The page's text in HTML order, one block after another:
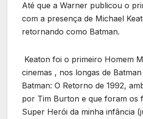
Até que a Warner publicou o
com a presença de Michael
retornando como Batman.
Keaton foi o primeiro Homem
cinemas , nos longas de
Batman: O Retorno de 1992,
por Tim Burton e que foram os
Super Herói da minha infância